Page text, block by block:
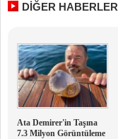
DİĞER HABERLER
Ata Demirer'in Taşına
7.3 Milyon Görüntüleme